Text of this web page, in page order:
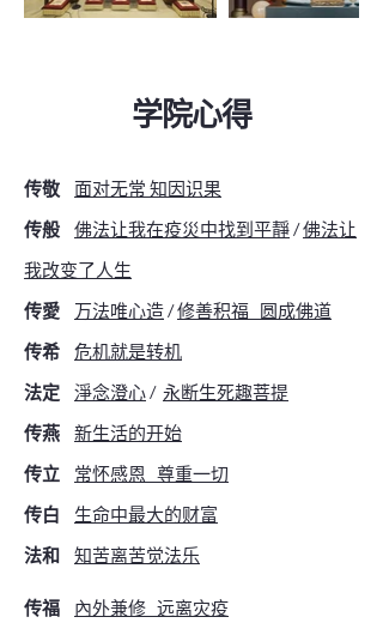
​学院心得
传敬 面对无常 知因识果
传般 佛法让我在疫災中找到平靜/佛法让
我改变了人生
传愛 万法唯心造/修善积福 圆成佛道
传希 危机就是转机
法定 淨念澄心/永断生死趣菩提
传燕 新生活的开始
传立 常怀感恩尊重一切
传白 生命中最大的财富
法和 知苦离苦觉法乐
传福 內外兼修 远离灾疫